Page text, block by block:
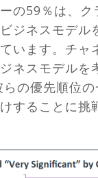
の59％は、ク
ジネスモデル
います。チャ
ネスモデルを
らの優先順位
することに挑